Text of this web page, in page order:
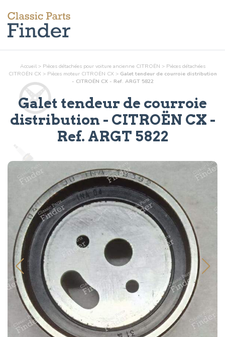
Accueil > Pièces détachées pour voiture ancienne CITROËN > Pièces détachées
CITROËN CX > Pièces moteurCITROËN CX > Galet tendeur de courroie distribution
- CITROËN CX - Ref. ARGT 5822
Galet tendeur de courroie
distribution - CITROËN CX -
Ref. ARGT 5822